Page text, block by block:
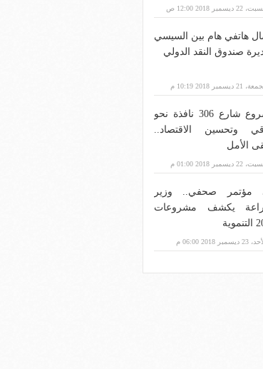
الاتصالات؟
ديسمبر 2018 12:00 ص
هاتفي هام بين السيسي
صندوق النقد الدولي
ديسمبر 2018 10:19 م
مشروع شارع 306 نافذة نحو
وتحسين الاقتصاد..
الأمل
ديسمبر 2018 01:00 م
مؤتمر صحفي.. وزير
يكشف مشروعات
2018 06:00 م